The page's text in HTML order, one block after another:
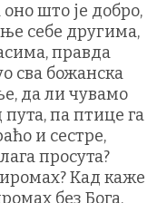
што је добро,
себе другима,
правда
сва божанска
да ли чувамо
па птице га
и сестре,
просута?
Кад каже
без Бога.